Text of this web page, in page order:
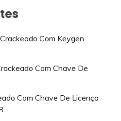
Com Keygen
Com Chave De
Com Chave De Licença